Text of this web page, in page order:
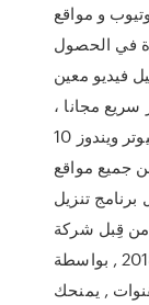
و مواقع
في الحصول
فيديو معين
سريع مجانا ،
افضل 5 برامج تحميل الفيديو للكمبيوتر ويندوز 10 mp3،
جميع مواقع
تنزيل
من قِبل شركة
غوغل في عام 2018 , بواسطة youtube go يُمكنك
, يمنحك